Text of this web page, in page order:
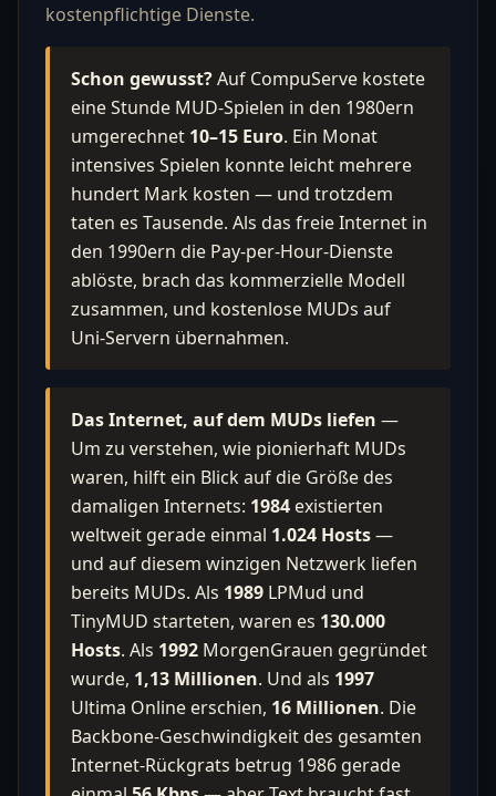
kostenpflichtige Dienste.
Schon gewusst?Auf CompuServe kostete
eine Stunde MUD-Spielen in den 1980ern
umgerechnet 10–15 Euro. Ein Monat
intensives Spielen konnte leicht mehrere
hundert Mark kosten — und trotzdem
taten es Tausende. Als das freie Internet in
den 1990ern die Pay-per-Hour-Dienste
ablöste, brach das kommerzielle Modell
zusammen, und kostenlose MUDs auf
Uni-Servern übernahmen.
Das Internet, auf dem MUDs liefen —
Um zu verstehen, wie pionierhaft MUDs
waren, hilft ein Blick auf die Größe des
damaligen Internets: 1984 existierten
weltweit gerade einmal 1.024 Hosts—
und auf diesem winzigen Netzwerk liefen
bereits MUDs. Als 1989 LPMud und
TinyMUD starteten, waren es 130.000
Hosts. Als 1992 MorgenGrauen gegründet
wurde, 1,13 Millionen. Und als 1997
Ultima Online erschien, 16 Millionen. Die
Backbone-Geschwindigkeit des gesamten
Internet-Rückgrats betrug 1986 gerade